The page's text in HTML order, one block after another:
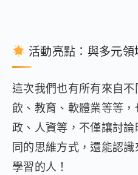
活動亮點：與多元領
這次我們也有所有來自
飲、教育、軟體業等等
政、人資等，不僅讓討
同的思維方式，還能認
學習的人！